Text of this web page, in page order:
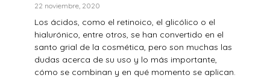
22 noviembre, 2020
Los ácidos, como el retinoico, el glicólico o el
hialurónico, entre otros, se han convertido en el
santo grial de la cosmética, pero son muchas las
dudas acerca de su uso y lo más importante,
cómo se combinan y en qué momento se aplican.